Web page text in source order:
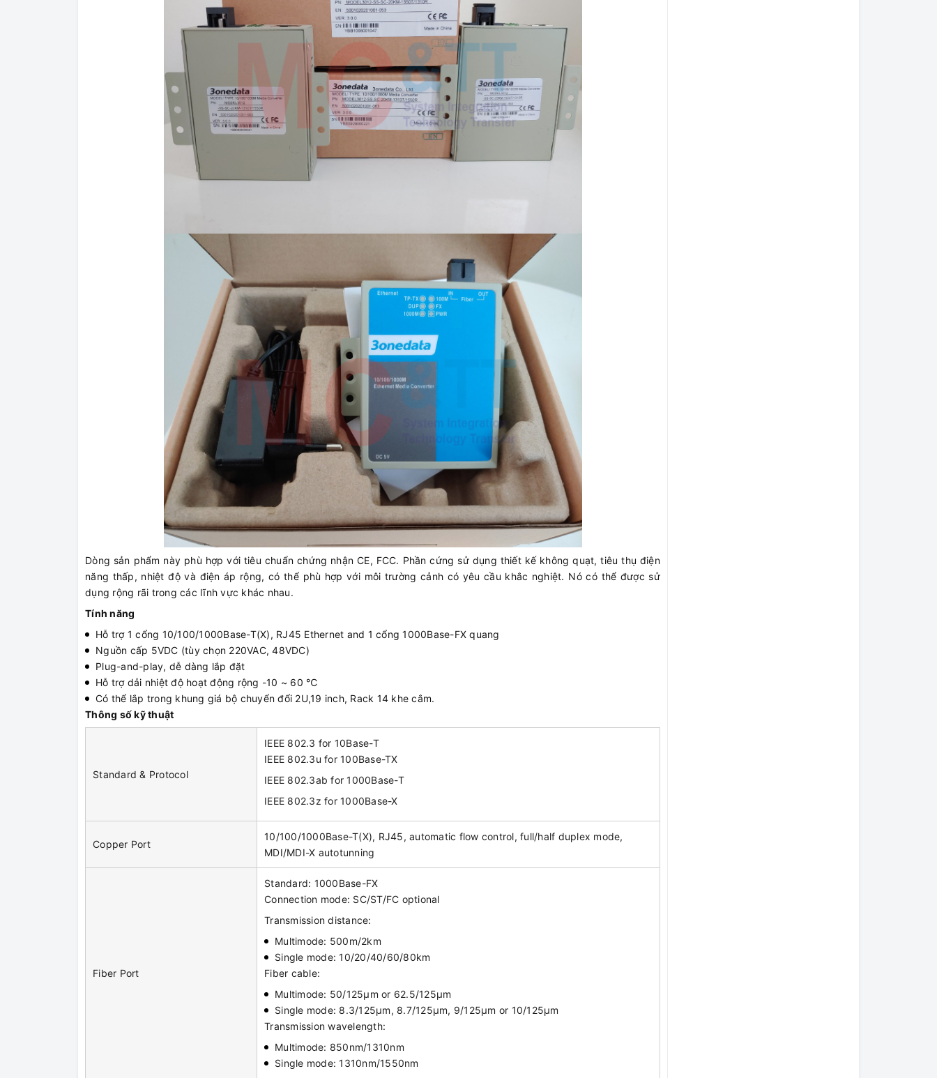
Dòng sản phẩm này phù hợp với tiêu chuẩn chứng nhận CE, FCC. Phần cứng sử dụng thiết kế không quạt, tiêu thụ điện
năng thấp, nhiệt độ và điện áp rộng, có thể phù hợp với môi trường cảnh có yêu cầu khắc nghiệt. Nó có thể được sử
dụng rộng rãi trong các lĩnh vực khác nhau.
Tính năng
Hỗ trợ 1 cổng 10/100/1000Base-T(X), RJ45 Ethernet and 1 cổng 1000Base-FX quang
Nguồn cấp 5VDC (tùy chọn 220VAC, 48VDC)
Plug-and-play, dễ dàng lắp đặt
Hỗ trợ dải nhiệt độ hoạt động rộng -10 ~ 60 ℃
Có thể lắp trong khung giá bộ chuyển đổi 2U,19 inch, Rack 14 khe cắm.
Thông số kỹ thuật
Standard & Protocol
IEEE 802.3 for 10Base-T
IEEE 802.3u for 100Base-TX
IEEE 802.3ab for 1000Base-T
IEEE 802.3z for 1000Base-X
Copper Port
10/100/1000Base-T(X), RJ45, automatic flow control, full/half duplex mode,
MDI/MDI-X autotunning
Fiber Port
Standard: 1000Base-FX
Connection mode: SC/ST/FC optional
Transmission distance:
Multimode: 500m/2km
Single mode: 10/20/40/60/80km
Fiber cable:
Multimode: 50/125μm or 62.5/125μm
Single mode: 8.3/125μm, 8.7/125μm, 9/125μm or 10/125μm
Transmission wavelength:
Multimode: 850nm/1310nm
Single mode: 1310nm/1550nm